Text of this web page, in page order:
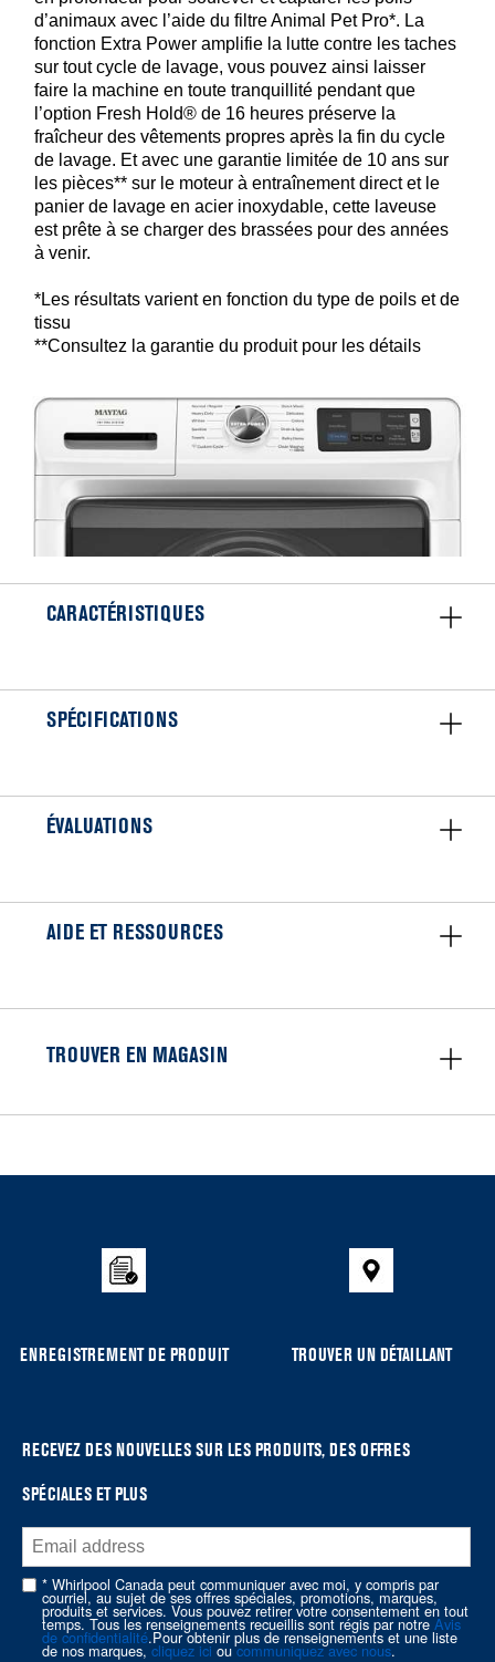
d’animaux avec l’aide du filtre Animal Pet Pro*. La
fonction Extra Power amplifie la lutte contre les taches
sur tout cycle de lavage, vous pouvez ainsi laisser
faire la machine en toute tranquillité pendant que
l’option Fresh Hold® de 16 heures préserve la
fraîcheur des vêtements propres après la fin du cycle
de lavage. Et avec une garantie limitée de 10 ans sur
les pièces** sur le moteur à entraînement direct et le
panier de lavage en acier inoxydable, cette laveuse
est prête à se charger des brassées pour des années
à venir.
*Les résultats varient en fonction du type de poils et de
tissu
**Consultez la garantie du produit pour les détails
CARACTÉRISTIQUES
SPÉCIFICATIONS
ÉVALUATIONS
AIDE ET RESSOURCES
TROUVER EN MAGASIN
added
find
the
this
page
ENREGISTREMENT DE PRODUIT TROUVER UN DÉTAILLANT
RECEVEZ DES NOUVELLES SUR LES PRODUITS, DES OFFRES
SPÉCIALES ET PLUS
* Whirlpool Canada peut communiquer avec moi, y compris par
courriel, au sujet de ses offres spéciales, promotions, marques,
produits et services. Vous pouvez retirer votre consentement en tout
temps. Tous les renseignements recueillis sont régis par notreAvis
de confidentialité.Pour obtenir plus de renseignements et une liste
de nos marques,cliquez icioucommuniquez avec nous.